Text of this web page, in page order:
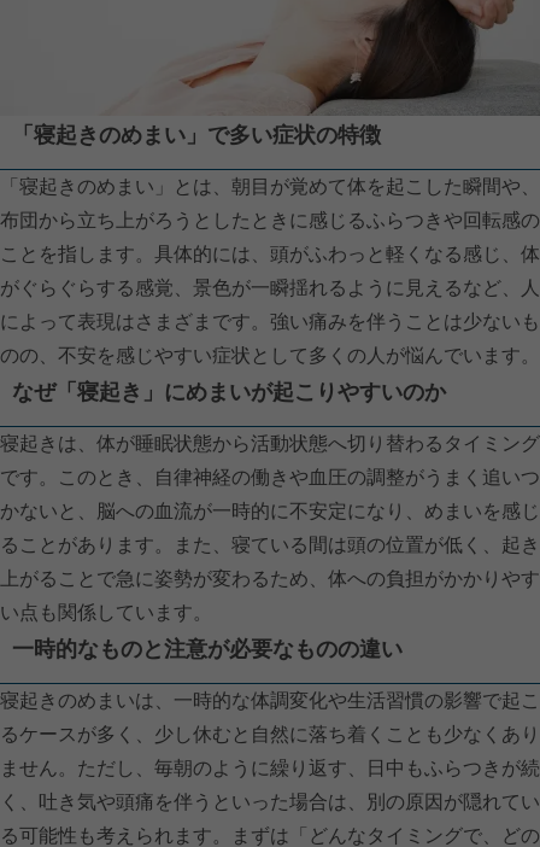
「寝起きのめまい」で多い症状の特徴
「寝起きのめまい」とは、朝目が覚めて体を起こした瞬間や、
布団から立ち上がろうとしたときに感じるふらつきや回転感の
ことを指します。具体的には、頭がふわっと軽くなる感じ、体
がぐらぐらする感覚、景色が一瞬揺れるように見えるなど、人
によって表現はさまざまです。強い痛みを伴うことは少ないも
のの、不安を感じやすい症状として多くの人が悩んでいます。
なぜ「寝起き」にめまいが起こりやすいのか
寝起きは、体が睡眠状態から活動状態へ切り替わるタイミング
です。このとき、自律神経の働きや血圧の調整がうまく追いつ
かないと、脳への血流が一時的に不安定になり、めまいを感じ
ることがあります。また、寝ている間は頭の位置が低く、起き
上がることで急に姿勢が変わるため、体への負担がかかりやす
い点も関係しています。
一時的なものと注意が必要なものの違い
寝起きのめまいは、一時的な体調変化や生活習慣の影響で起こ
るケースが多く、少し休むと自然に落ち着くことも少なくあり
ません。ただし、毎朝のように繰り返す、日中もふらつきが続
く、吐き気や頭痛を伴うといった場合は、別の原因が隠れてい
る可能性も考えられます。まずは「どんなタイミングで、どの